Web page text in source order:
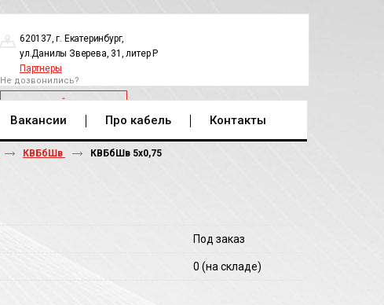
620137, г. Екатеринбург,
ул.Данилы Зверева, 31, литер Р
Партнеры
Не дозвонились?
ОБРАТНЫЙ ЗВОНОК
Вакансии Про кабель Контакты
КВБбШв КВБбШв 5х0,75
Под заказ
0 (на складе)